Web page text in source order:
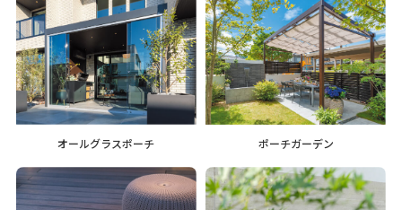
オールグラスポーチ ポーチガーデン